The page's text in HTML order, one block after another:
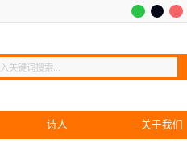
诗人 关于我们